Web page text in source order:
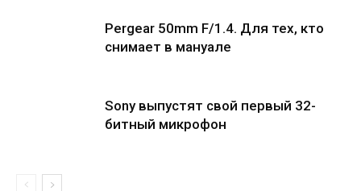
Pergear 50mm F/1.4. Для тех, кто
снимает в мануале
Sony выпустят свой первый 32-
битный микрофон